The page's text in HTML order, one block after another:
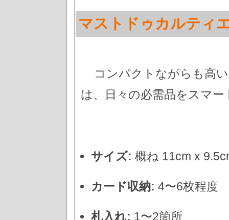
マストドゥカルティ
コンパクトながらも高
は、日々の必需品をスマ
サイズ: 概ね 11cm x
カード収納: 4〜6枚程度
札入れ: 1〜2箇所